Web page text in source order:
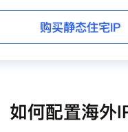
购买静态住宅IP
如何配置海外